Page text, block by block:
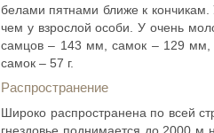
белами пятнами ближе к
чем у взрослой особи. У очень
самцов – 143 мм, самок – 129 мм,
самок – 57 г.
Распространение
Широко распространена по всей